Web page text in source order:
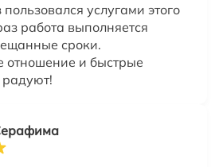
услугами этого
работа выполняется
сроки.
отношение и быстрые
радуют!